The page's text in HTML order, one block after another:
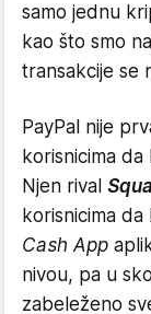
samo jednu
kao što smo
transakcije se
PayPal nije
korisnicima
Njen rival
korisnicima
Cash App
nivou, pa u
zabeleženo